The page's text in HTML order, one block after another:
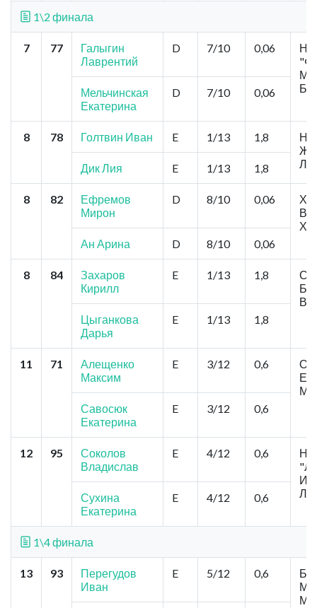
1\2 финала
7 77
Галыгин
Лаврентий
D 7/10 0,06
Мельчинская
Екатерина
D 7/10 0,06
8 78 Голтвин Иван E 1/13 1,8
Дик Лия E 1/13 1,8
8 82
Ефремов
Мирон
D 8/10 0,06
Ан Арина
D 8/10 0,06
8 84
Захаров
Кирилл
E 1/13 1,8
Цыганкова
Дарья
E 1/13 1,8
11 71
Алещенко
Максим
E 3/12 0,6
Савосюк
Екатерина
E 3/12 0,6
12 95
Соколов
Владислав
E 4/12 0,6
Сухина
Екатерина
E 4/12 0,6
1\4 финала
13 93
Перегудов
Иван
E 5/12 0,6